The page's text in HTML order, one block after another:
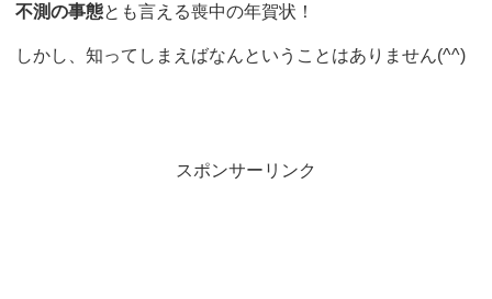
不測の事態とも言える喪中の年賀状！
しかし、知ってしまえばなんということはありません(^^)
スポンサーリンク